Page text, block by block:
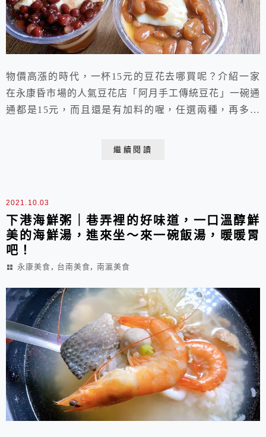
物價高漲的時代，一杯15元的豆花去哪買呢？介紹一家
在永康昏市場的人氣豆花店「阿月手工傳統豆花」一碗通
通都是15元，而且還是有加料的喔，任選兩種，再多加
繼續閱讀
2021.10.03
下港海鮮粥｜巷弄裡的好味道，一口溫醇鮮
美的海鮮湯，進來坐～來一碗飯湯，暖暖胃
吧！
永康美食 , 台南美食, 南瀛美食